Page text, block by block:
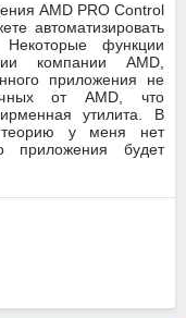
AMD PRO Control
автоматизировать
функции
компании AMD,
приложения не
от AMD, что
утилита. В
теорию у меня нет
приложения будет